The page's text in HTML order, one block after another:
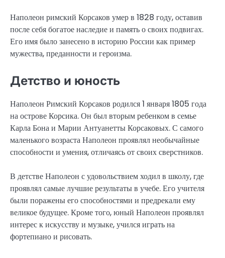
Наполеон римский Корсаков умер в 1828 году, оставив
после себя богатое наследие и память о своих подвигах.
Его имя было занесено в историю России как пример
мужества, преданности и героизма.
Детство и юность
Наполеон Римский Корсаков родился 1 января 1805 года
на острове Корсика. Он был вторым ребенком в семье
Карла Бона и Марии Антуанетты Корсаковых. С самого
маленького возраста Наполеон проявлял необычайные
способности и умения, отличаясь от своих сверстников.
В детстве Наполеон с удовольствием ходил в школу, где
проявлял самые лучшие результаты в учебе. Его учителя
были поражены его способностями и предрекали ему
великое будущее. Кроме того, юный Наполеон проявлял
интерес к искусству и музыке, учился играть на
фортепиано и рисовать.